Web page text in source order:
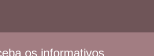
os informativos